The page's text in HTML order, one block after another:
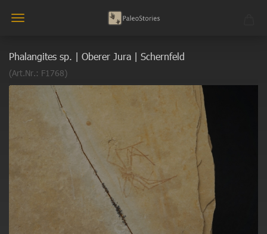
Phalangites sp. | Oberer Jura | Schernfeld
(Art.Nr.: F1768)